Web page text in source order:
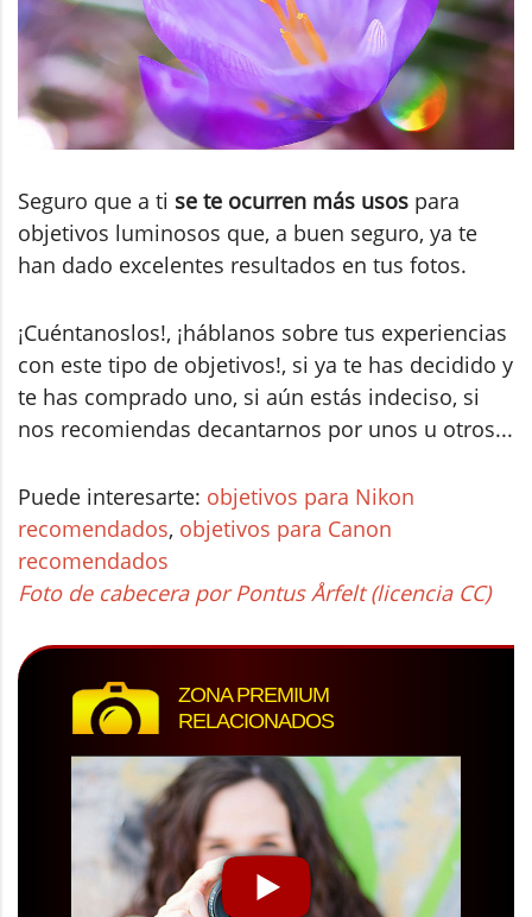
Seguro que a ti se te ocurren más usos para
objetivos luminosos que, a buen seguro, ya te
han dado excelentes resultados en tus fotos.
¡Cuéntanoslos!, ¡háblanos sobre tus experiencias
con este tipo de objetivos!, si ya te has decidido y
te has comprado uno, si aún estás indeciso, si
nos recomiendas decantarnos por unos u otros...
Puede interesarte: objetivos para Nikon
recomendados, objetivos para Canon
recomendados
Foto de cabecera por Pontus Årfelt (licencia CC)
ZONA PREMIUM
RELACIONADOS